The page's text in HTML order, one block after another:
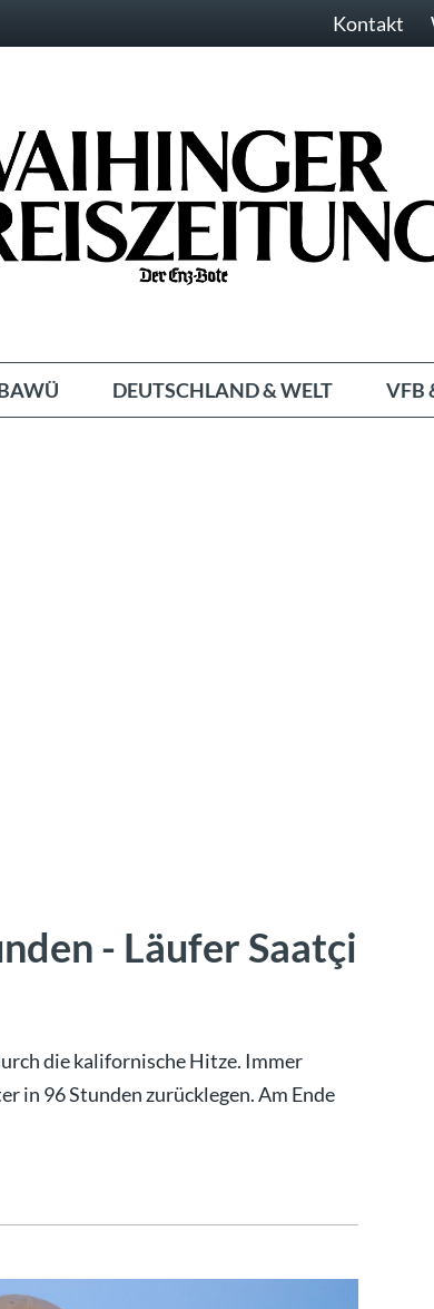
Kontakt
DEUTSCHLAND & WELT VFB
- Läufer Saatçi
die kalifornische Hitze. Immer
in 96 Stunden zurücklegen. Am Ende